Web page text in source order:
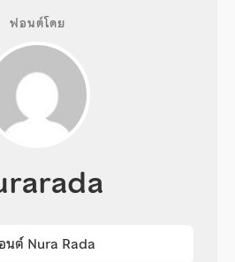
ฟอนต์โดย
นต์ Nura Rada